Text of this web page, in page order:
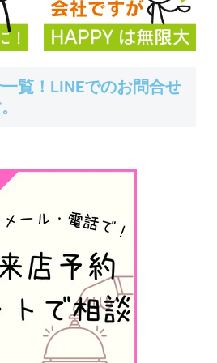
覧！LINEでのお問合せ